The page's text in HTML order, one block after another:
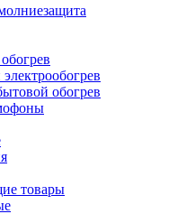
обогрев
товары